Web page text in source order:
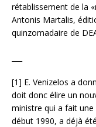
rétablissement de la
Antonis Martalis,
quinzomadaire de
[1] E. Venizelos a
doit donc élire un
ministre qui a fait
début 1990, a déjà